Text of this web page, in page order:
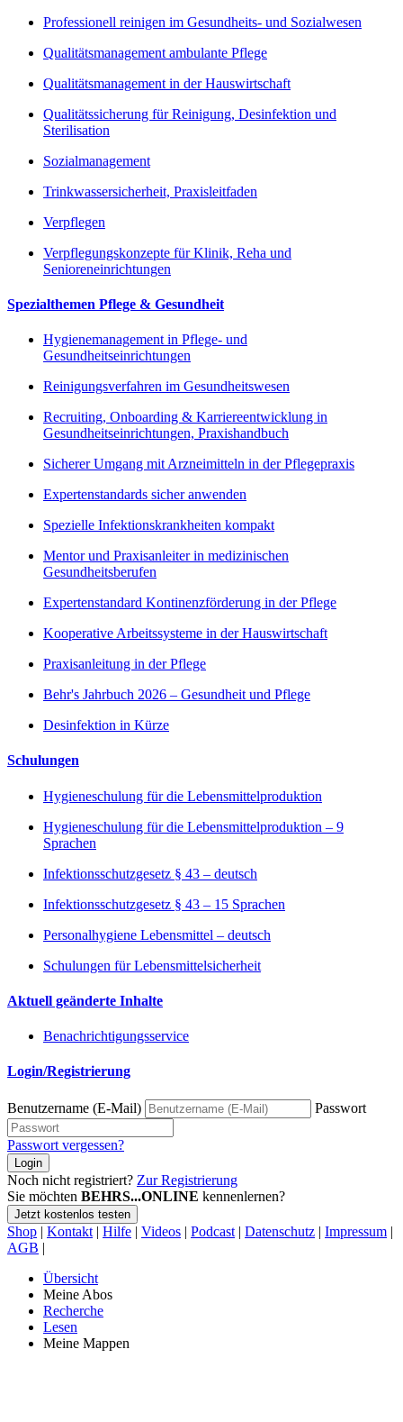
Professionell reinigen im Gesundheits- und Sozialwesen
Qualitätsmanagement ambulante Pflege
Qualitätsmanagement in der Hauswirtschaft
Qualitätssicherung für Reinigung, Desinfektion und
Sterilisation
Sozialmanagement
Trinkwassersicherheit, Praxisleitfaden
Verpflegen
Verpflegungskonzepte für Klinik, Reha und
Senioreneinrichtungen
Spezialthemen Pflege & Gesundheit
Hygienemanagement in Pflege- und
Gesundheitseinrichtungen
Reinigungsverfahren im Gesundheitswesen
Recruiting, Onboarding & Karriereentwicklung in
Gesundheitseinrichtungen, Praxishandbuch
Sicherer Umgang mit Arzneimitteln in der Pflegepraxis
Expertenstandards sicher anwenden
Spezielle Infektionskrankheiten kompakt
Mentor und Praxisanleiter in medizinischen
Gesundheitsberufen
Expertenstandard Kontinenzförderung in der Pflege
Kooperative Arbeitssysteme in der Hauswirtschaft
Praxisanleitung in der Pflege
Behr's Jahrbuch 2026 – Gesundheit und Pflege
Desinfektion in Kürze
Schulungen
Hygieneschulung für die Lebensmittelproduktion
Hygieneschulung für die Lebensmittelproduktion – 9
Sprachen
Infektionsschutzgesetz § 43 – deutsch
Infektionsschutzgesetz § 43 – 15 Sprachen
Personalhygiene Lebensmittel – deutsch
Schulungen für Lebensmittelsicherheit
Aktuell geänderte Inhalte
Benachrichtigungsservice
Login/Registrierung
Benutzername (E-Mail) Passwort
Passwort vergessen?
Login
Noch nicht registriert? Zur Registrierung
Sie möchten BEHRS...ONLINE kennenlernen?
Jetzt kostenlos testen
Shop | Kontakt | Hilfe | Videos | Podcast | Datenschutz | Impressum |
AGB |
Übersicht
Meine Abos
Recherche
Lesen
Meine Mappen